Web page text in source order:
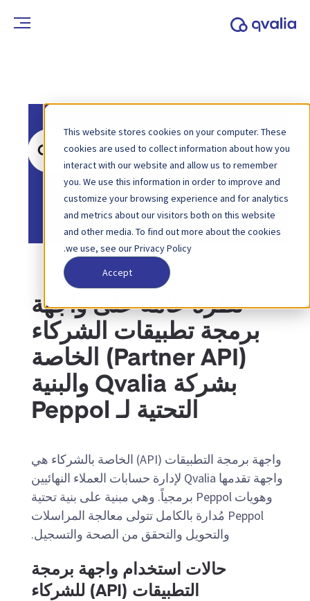
This website stores cookies on your computer. These
cookies are used to collect information about how you
interact with our website and allow us to remember
you. We use this information in order to improve and
customize your browsing experience and for analytics
and metrics about our visitors both on this website
and other media. To find out more about the cookies
we use, see our Privacy Policy.
Accept
ابحث
عن
الصفحة الرئيسية
قاعدة المعرفة
الشركاء
نظرة عامة على واجهة
برمجة تطبيقات الشركاء
(Partner API) الخاصة
بشركة Qvalia والبنية
التحتية لـ Peppol
واجهة برمجة التطبيقات (API) الخاصة بالشركاء هي
واجهة تقدمها Qvalia لإدارة حسابات العملاء النهائيين
وهويات Peppol برمجياً. وهي مبنية على بنية تحتية
Peppol مُدارة بالكامل تتولى معالجة المراسلات
والتحويل والتحقق من الصحة والتسجيل.
حالات استخدام واجهة برمجة
التطبيقات (API) للشركاء